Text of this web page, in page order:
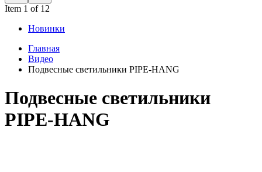
Item 1 of 12
Новинки
Главная
Видео
Подвесные светильники PIPE-HANG
Подвесные светильники
PIPE-HANG